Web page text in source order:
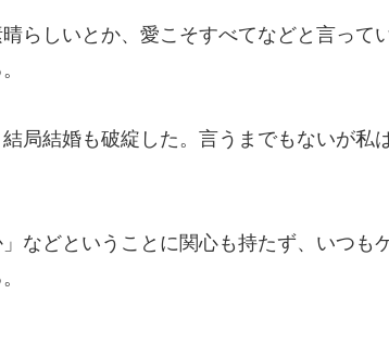
らしいとか、愛こそすべてなどと言って
局結婚も破綻した。言うまでもないが私
などということに関心も持たず、いつも